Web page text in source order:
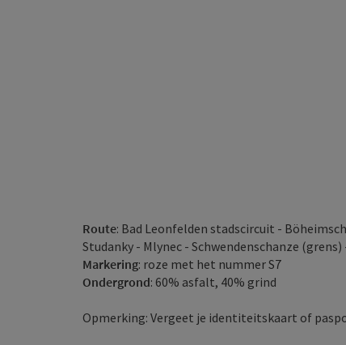
Route: Bad Leonfelden stadscircuit -
Studanky - Mlynec - Schwendenschanze
Markering: roze met het nummer S7
Ondergrond: 60% asfalt, 40% grind
Opmerking: Vergeet je identiteitskaart of